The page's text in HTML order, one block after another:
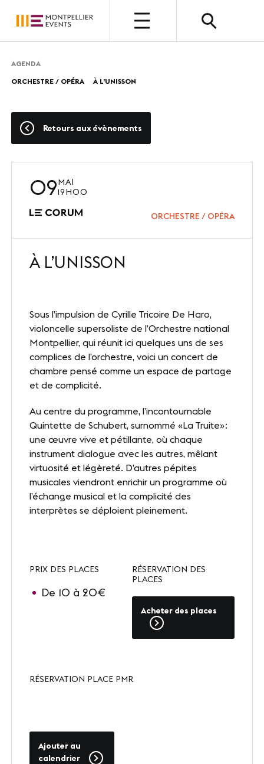
QUI SOMMES-NOUS ?
Nos métiers
Nos valeurs
Nos équipes
Photothèque
NOUS CHOISIR
Notre destination
Nos références
Le Club
Nos Partenaires et Labels
Notre démarche RSE
ACTUALITÉS
Nos dernières actus
Agenda
Carrières
Appels d'offres
Le Zénith Sud
INFORMATIONS PRATIQUES
Contact
AGENDA
ORCHESTRE / OPÉRA
À L’UNISSON
Retours aux évènements
09MAI
19H00
ORCHESTRE / OPÉRA
À L’UNISSON
Sous l’impulsion de Cyrille Tricoire De Haro,
violoncelle supersoliste de l’Orchestre national
Montpellier, qui réunit ici quelques uns de ses
complices de l’orchestre, voici un concert de
chambre pensé comme un espace de partage
et de complicité.
Au centre du programme, l’incontournable
Quintette de Schubert, surnommé «La Truite» :
une œuvre vive et pétillante, où chaque
instrument dialogue avec les autres, mêlant
virtuosité et légèreté. D’autres pépites
musicales viendront enrichir un programme où
l’échange musical et la complicité des
interprètes se déploient pleinement.
PRIX DES PLACES
De 10 à 20€
RÉSERVATION DES
PLACES
Acheter des places
RÉSERVATION PLACE PMR
Ajouter au
calendrier